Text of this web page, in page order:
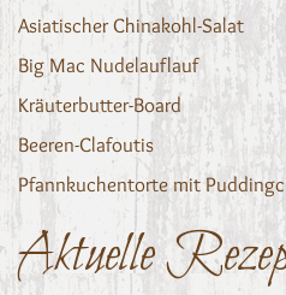
Asiatischer Chinakohl-Salat
Big Mac Nudelauflauf
Kräuterbutter-Board
Beeren-Clafoutis
Pfannkuchentorte mit
Aktuelle